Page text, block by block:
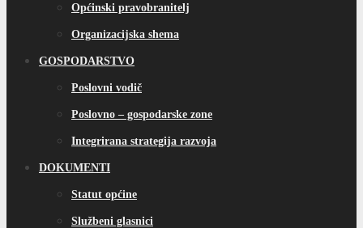
Općinski pravobranitelj
Organizacijska shema
GOSPODARSTVO
Poslovni vodič
Poslovno – gospodarske zone
Integrirana strategija razvoja
DOKUMENTI
Statut općine
Službeni glasnici